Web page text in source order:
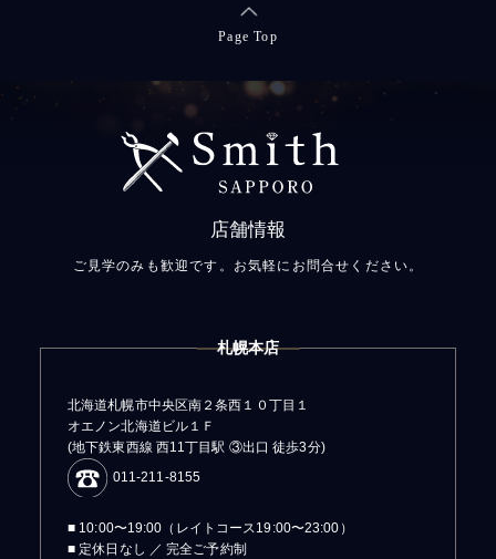
Page Top
店舗情報
ご見学のみも歓迎です。お気軽にお問合せください。
札幌本店
北海道札幌市中央区南２条西１０丁目１
オエノン北海道ビル１Ｆ
(地下鉄東西線 西11丁目駅 ③出口 徒歩3分)
011-211-8155
■ 10:00〜19:00（レイトコース19:00〜23:00）
■ 定休日なし ／ 完全ご予約制